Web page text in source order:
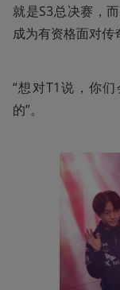
就是S3总决赛，
成为有资格面对传
“想对T1说，你
的”。